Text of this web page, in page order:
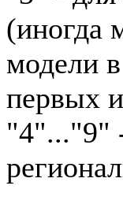
(иногда
модели
первых
"4"..."9"